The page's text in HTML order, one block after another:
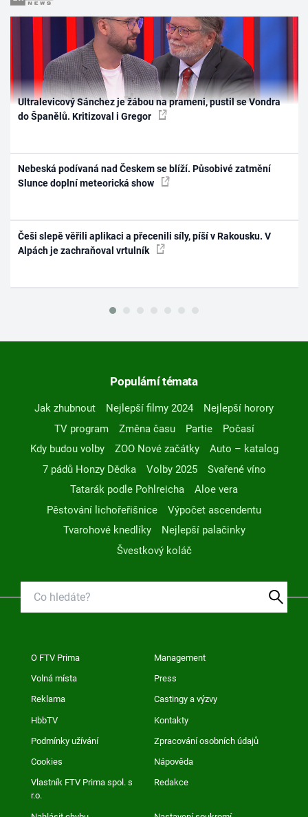
Ultralevicový Sánchez je žábou na prameni, pustil se Vondra
do Španělů. Kritizoval i Gregor
Nebeská podívaná nad Českem se blíží. Působivé zatmění
Slunce doplní meteorická show
Češi slepě věřili aplikaci a přecenili síly, píší v Rakousku. V
Alpách je zachraňoval vrtulník
Populární témata
Jak zhubnout Nejlepší filmy 2024
Nejlepší horory
TV program
Změna času Partie
Počasí
Kdy budou volby
ZOO Nové začátky
Auto – katalog
7 pádů Honzy Dědka
Volby 2025
Svařené víno
Tatarák podle Pohlreicha
Aloe vera
Pěstování lichořeřišnice
Výpočet ascendentu
Tvarohové knedlíky
Nejlepší palačinky
Švestkový koláč
O FTV Prima Management
Volná místa Press
Reklama Castingy a výzvy
HbbTV Kontakty
Podmínky užívání Zpracování osobních údajů
Cookies Nápověda
Vlastník FTV Prima spol. s
r.o.
Redakce